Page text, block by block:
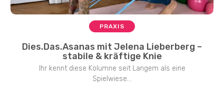
PRAXIS
Dies.Das.Asanas mit Jelena Lieberberg –
stabile & kräftige Knie
Ihr kennt diese Kolumne seit Langem als eine
Spielwiese...